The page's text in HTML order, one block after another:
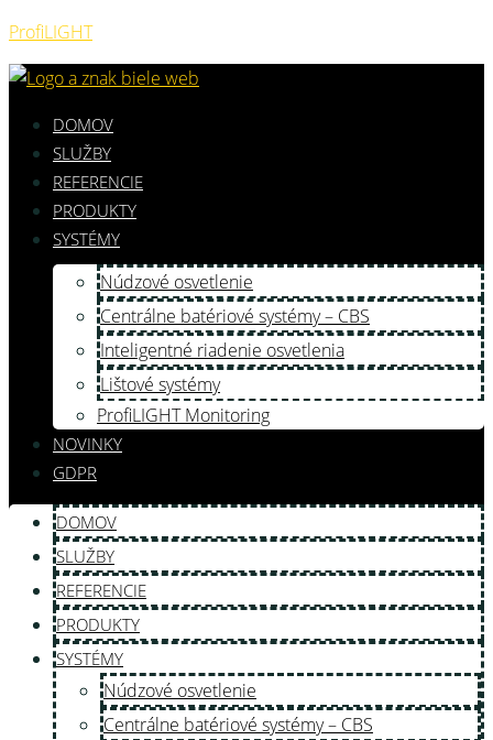
ProfiLIGHT
DOMOV
SLUŽBY
REFERENCIE
PRODUKTY
SYSTÉMY
Núdzové osvetlenie
Centrálne batériové systémy – CBS
Inteligentné riadenie osvetlenia
Lištové systémy
ProfiLIGHT Monitoring
NOVINKY
GDPR
DOMOV
SLUŽBY
REFERENCIE
PRODUKTY
SYSTÉMY
Núdzové osvetlenie
Centrálne batériové systémy – CBS